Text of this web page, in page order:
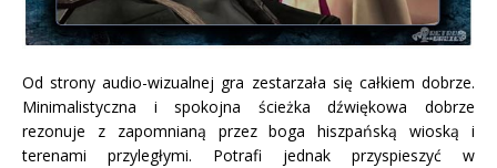
Od strony audio-wizualnej gra zestarzała się całkiem dobrze.
Minimalistyczna i spokojna ścieżka dźwiękowa dobrze
rezonuje z zapomnianą przez boga hiszpańską wioską i
terenami przyległymi. Potrafi jednak przyspieszyć w